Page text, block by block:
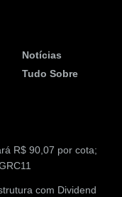
Notícias
Tudo Sobre
R$ 90,07 por cota;
com Dividend